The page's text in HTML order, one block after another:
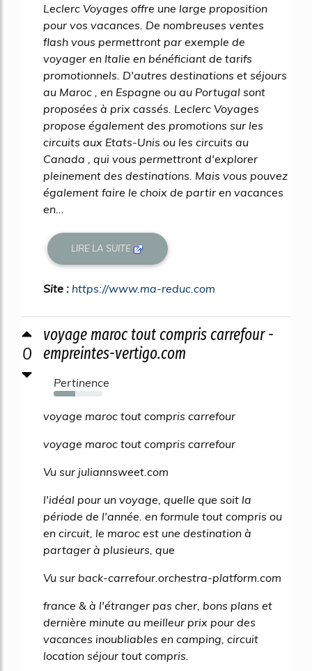
Leclerc Voyages offre une large proposition
pour vos vacances. De nombreuses ventes
flash vous permettront par exemple de
voyager en Italie en bénéficiant de tarifs
promotionnels. D'autres destinations et séjours
au Maroc , en Espagne ou au Portugal sont
proposées à prix cassés. Leclerc Voyages
propose également des promotions sur les
circuits aux Etats-Unis ou les circuits au
Canada , qui vous permettront d'explorer
pleinement des destinations. Mais vous pouvez
également faire le choix de partir en vacances
en...
LIRE LA SUITE
Site : https://www.ma-reduc.com
0
voyage maroc tout compris carrefour -
empreintes-vertigo.com
Pertinence
44%
voyage maroc tout compris carrefour
voyage maroc tout compris carrefour
Vu sur juliannsweet.com
l'idéal pour un voyage, quelle que soit la
période de l'année. en formule tout compris ou
en circuit, le maroc est une destination à
partager à plusieurs, que
Vu sur back-carrefour.orchestra-platform.com
france & à l'étranger pas cher, bons plans et
dernière minute au meilleur prix pour des
vacances inoubliables en camping, circuit
location séjour tout compris.